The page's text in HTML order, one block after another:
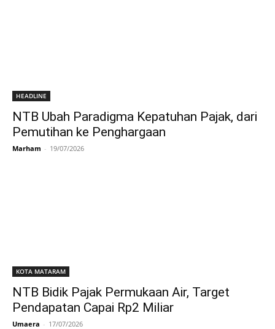
HEADLINE
NTB Ubah Paradigma Kepatuhan Pajak, dari
Pemutihan ke Penghargaan
Marham - 19/07/2026
KOTA MATARAM
NTB Bidik Pajak Permukaan Air, Target
Pendapatan Capai Rp2 Miliar
Umaera - 17/07/2026